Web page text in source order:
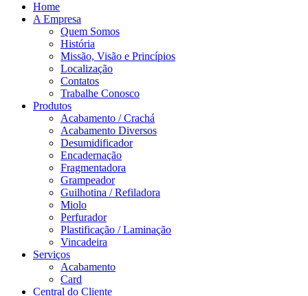
Home
A Empresa
Quem Somos
História
Missão, Visão e Princípios
Localização
Contatos
Trabalhe Conosco
Produtos
Acabamento / Crachá
Acabamento Diversos
Desumidificador
Encadernação
Fragmentadora
Grampeador
Guilhotina / Refiladora
Miolo
Perfurador
Plastificação / Laminação
Vincadeira
Serviços
Acabamento
Card
Central do Cliente